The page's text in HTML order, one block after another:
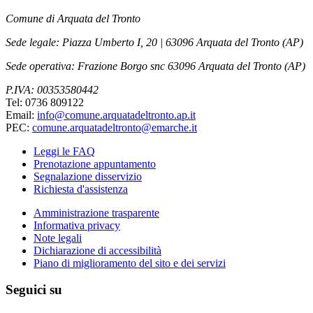
Comune di Arquata del Tronto
Sede legale: Piazza Umberto I, 20 | 63096 Arquata del Tronto (AP)
Sede operativa: Frazione Borgo snc 63096 Arquata del Tronto (AP)
P.IVA: 00353580442
Tel: 0736 809122
Email: info@comune.arquatadeltronto.ap.it
PEC: comune.arquatadeltronto@emarche.it
Leggi le FAQ
Prenotazione appuntamento
Segnalazione disservizio
Richiesta d'assistenza
Amministrazione trasparente
Informativa privacy
Note legali
Dichiarazione di accessibilità
Piano di miglioramento del sito e dei servizi
Seguici su